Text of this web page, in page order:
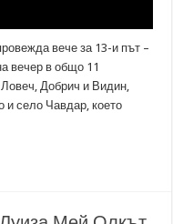
вече за 13-и път –
вечер в общо 11
Добрич и Видин,
село Чавдар, което